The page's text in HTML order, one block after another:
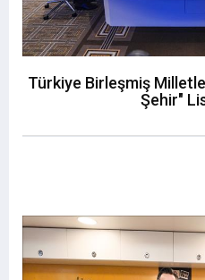
Türkiye Birleşmiş
Şehir"